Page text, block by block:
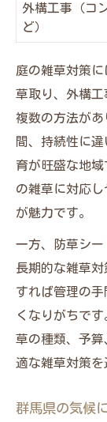
顆粒
コス
庭の
群馬
自作やナ
自作
ナチ
ペッ
美しい庭
庭の
春夏
庭の
外構工事（コ
ど）
庭の雑草対策
草取り、外構
複数の方法が
間、持続性に
育が旺盛な地
の雑草に対応
が魅力です。
一方、防草シー
長期的な雑草
すれば管理の
くなりがちで
草の種類、予
適な雑草対策を
群馬県の気候